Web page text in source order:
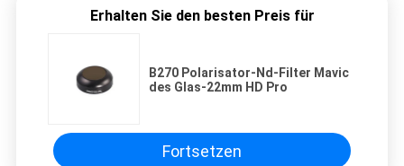
Erhalten Sie den besten Preis für
B270 Polarisator-Nd-Filter Mavic
des Glas-22mm HD Pro
Fortsetzen